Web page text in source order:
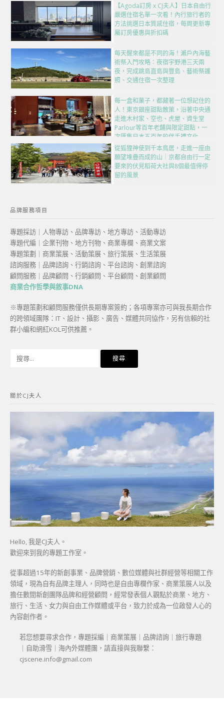
【Agoda訂房 x CJ夫人】日本自由行
嚴選住宿名單一次看！內行旅行者的
方法挑選日本質感住宿，每周更新專
屬訂房優惠與折扣碼
每天醒來都是不同的海！瀨戶內海藝
術祭入門攻略：夜宿宇野港三天兩
夜，完成跳島直島與豐島、藝術祭護
照、交通住宿一次整理
每一盒和菓子，都藏著一位想記住的
人！東京銀座甜點散策，沿著中央通
走進木村家、空也、虎屋、資生堂
Parlour等百年老舖與限定甜點，一
次匯集日本五百年的伴手禮文化
從狐狸神使到千本鳥居，走進一座由
願望堆疊而成的山｜京都自由行一定
要來的伏見稻荷大社與8個最值得停
留的風景
品牌服務項目
專題採訪｜人物專訪、品牌專訪、地方專訪、活動專訪
專題代編｜企業刊物、地方刊物、商業專欄、商業文案
專題策劃｜商業策展、活動策展、旅行策展、生活策展
諮詢服務｜品牌諮詢、行銷諮詢、平台諮詢、創業諮詢
顧問服務｜品牌顧問、行銷顧問、平台顧問、創業顧問
商業合作哲學與敘事DNA
※專題策劃和顧問服務僅供長期專案簽約；各項專案亦可與我長期合作
的跨領域團隊：IT、設計、攝影、廣告、媒體共同協作，另有信賴的社
群小編和網紅KOL可供推薦。
字:
關於CJ夫人
Hello, 我是CJ夫人。
歡迎來到我的專題工作室。
從事超過15年的新創事業、品牌營銷、數位媒體與社群經營等相關工作
領域，現為自有品牌主理人，同時也是自由專欄作家、商業策展人以及
擔任數間新創團隊品牌和經營顧問，經常發表個人觀點於商業、地方、
旅行、生活、女力與自由工作媒體或平台，致力於成為一位啟發人心的
內容創作者。
若您想要尋求合作，專題採編｜商業策展｜品牌諮詢｜旅行專題
｜自助滑雪｜海內外媒體團，請直接與我聯繫：
cjscene.info@gmail.com